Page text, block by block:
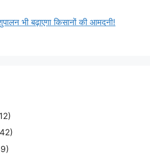
भी बढ़ाएगा किसानों की आमदनी!